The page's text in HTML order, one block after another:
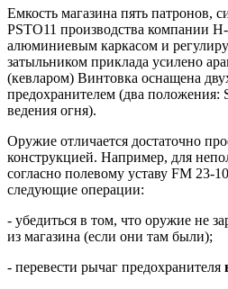
Емкость магазина пять патронов,
PSTO11 производства компании
алюминиевым каркасом и
затыльником приклада усилено
(кевларом) Винтовка оснащена
предохранителем (два положения:
ведения огня).
Оружие отличается достаточно
конструкцией. Например, для
согласно полевому уставу FM 23-
следующие операции:
- убедиться в том, что оружие не
из магазина (если они там были);
- перевести рычаг предохранителя